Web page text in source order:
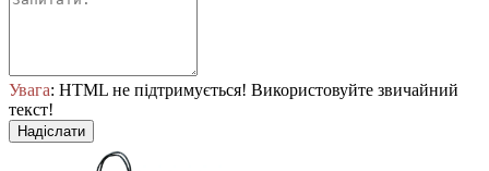
Увага: HTML не підтримується! Використовуйте звичайний
текст!
Надіслати